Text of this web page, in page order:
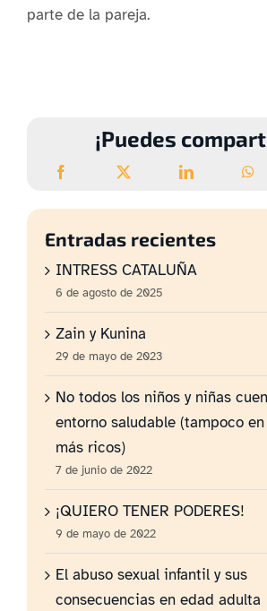
parte de la pareja.
¡Puedes
Entradas recientes
INTRESS CATALUÑA
6 de agosto de 2025
Zain y Kunina
29 de mayo de 2023
No todos los niños y niñas
entorno saludable (tampoco
más ricos)
7 de junio de 2022
¡QUIERO TENER PODERES!
9 de mayo de 2022
El abuso sexual infantil y sus
consecuencias en edad adulta